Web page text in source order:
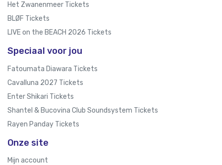
Het Zwanenmeer Tickets
BLØF Tickets
LIVE on the BEACH 2026 Tickets
Speciaal voor jou
Fatoumata Diawara Tickets
Cavalluna 2027 Tickets
Enter Shikari Tickets
Shantel & Bucovina Club Soundsystem Tickets
Rayen Panday Tickets
Onze site
Mijn account